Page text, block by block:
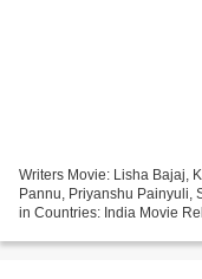
Writers Movie: Lisha Bajaj,
Pannu, Priyanshu Painyuli,
in Countries: India Movie